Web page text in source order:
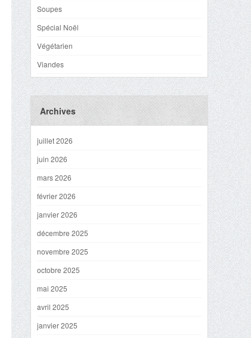
Soupes
Spécial Noël
Végétarien
Viandes
Archives
juillet 2026
juin 2026
mars 2026
février 2026
janvier 2026
décembre 2025
novembre 2025
octobre 2025
mai 2025
avril 2025
janvier 2025